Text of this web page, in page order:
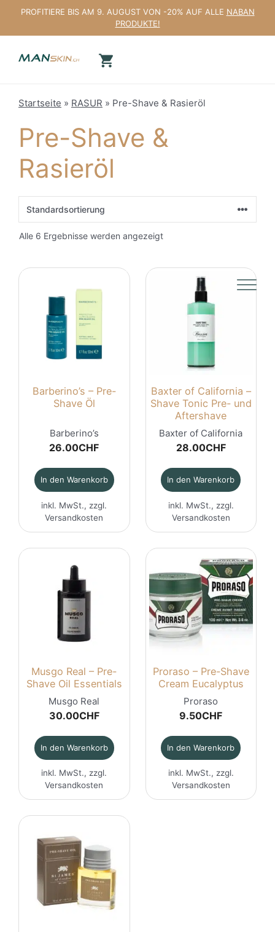
springen
PROFITIERE BIS AM 9. AUGUST VON -20% AUF ALLE NABAN
PRODUKTE!
Startseite » RASUR » Pre-Shave & Rasieröl
Pre-Shave &
Rasieröl
Alle 6 Ergebnisse werden angezeigt
Barberino’s – Pre-
Shave Öl
Barberino’s
26.00CHF
In den Warenkorb
inkl. MwSt., zzgl.
Versandkosten
Baxter of California –
Shave Tonic Pre- und
Aftershave
Baxter of California
28.00CHF
In den Warenkorb
inkl. MwSt., zzgl.
Versandkosten
Musgo Real – Pre-
Shave Oil Essentials
Musgo Real
30.00CHF
In den Warenkorb
inkl. MwSt., zzgl.
Versandkosten
Proraso – Pre-Shave
Cream Eucalyptus
Proraso
9.50CHF
In den Warenkorb
inkl. MwSt., zzgl.
Versandkosten